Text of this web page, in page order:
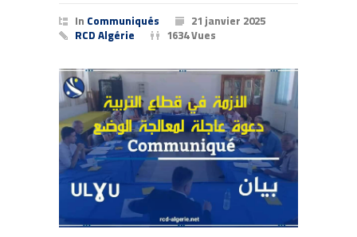
In Communiqués 21 janvier 2025
RCD Algérie 1634 Vues